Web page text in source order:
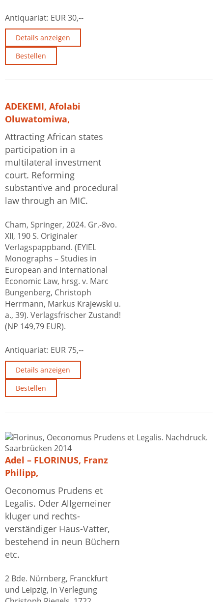
Antiquariat: EUR 30,--
Details anzeigen
Bestellen
ADEKEMI, Afolabi
Oluwatomiwa,
Attracting African states
participation in a
multilateral investment
court. Reforming
substantive and procedural
law through an MIC.
Cham, Springer, 2024. Gr.-8vo.
XII, 190 S. Originaler
Verlagspappband. (EYIEL
Monographs – Studies in
European and International
Economic Law, hrsg. v. Marc
Bungenberg, Christoph
Herrmann, Markus Krajewski u.
a., 39). Verlagsfrischer Zustand!
(NP 149,79 EUR).
Antiquariat: EUR 75,--
Details anzeigen
Bestellen
Adel – FLORINUS, Franz
Philipp,
Oeconomus Prudens et
Legalis. Oder Allgemeiner
kluger und rechts-
verständiger Haus-Vatter,
bestehend in neun Büchern
etc.
2 Bde. Nürnberg, Franckfurt
und Leipzig, in Verlegung